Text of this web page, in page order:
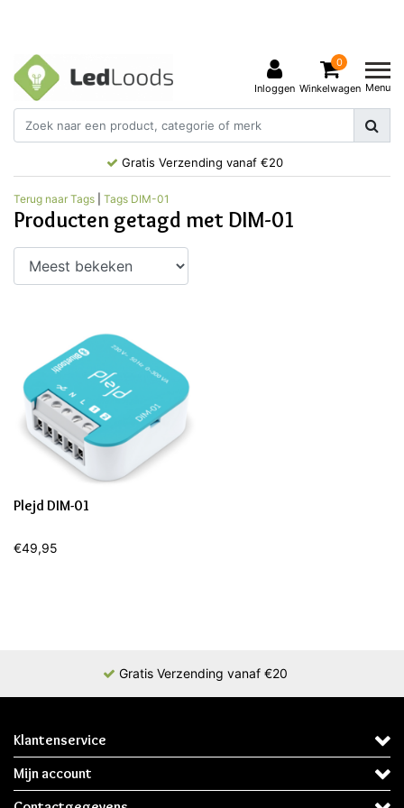
Inloggen
0
Winkelwagen Menu
Gratis Verzending vanaf €20
Terug naar Tags Tags DIM-01
Producten getagd met DIM-01
Plejd DIM-01
€49,95
Gratis Verzending vanaf €20
Klantenservice
Mijn account